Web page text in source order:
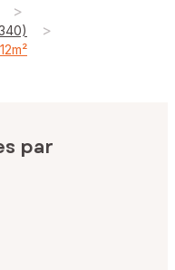
>
>
par